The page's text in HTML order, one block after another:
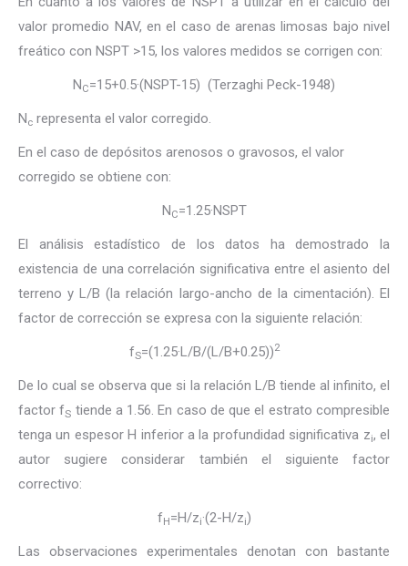
valor promedio NAV, en el caso de arenas limosas bajo nivel
freático con NSPT >15, los valores medidos se corrigen con:
NC=15+0.5·(NSPT-15) (Terzaghi Peck-1948)
Nc representa el valor corregido.
En el caso de depósitos arenosos o gravosos, el valor
corregido se obtiene con:
NC=1.25·NSPT
El análisis estadístico de los datos ha demostrado la
existencia de una correlación significativa entre el asiento del
terreno y L/B (la relación largo-ancho de la cimentación). El
factor de corrección se expresa con la siguiente relación:
fS=(1.25·L/B/(L/B+0.25))2
De lo cual se observa que si la relación L/B tiende al infinito, el
factor fS tiende a 1.56. En caso de que el estrato compresible
tenga un espesor H inferior a la profundidad significativa zi, el
autor sugiere considerar también el siguiente factor
correctivo:
fH=H/zi·(2-H/zi)
Las observaciones experimentales denotan con bastante